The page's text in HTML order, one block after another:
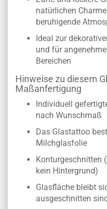
natürlichen
beruhigende
Ideal zur
und für
Bereichen
Hinweise zu diesem
Maßanfertigung
Individuell
nach Wunschmaß
Das Glastattoo
Milchglasfolie
Konturgeschnitten
kein Hintergrund)
Glasfläche bleibt
ausgeschnitten